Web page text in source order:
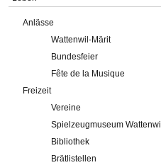
Anlässe
Wattenwil-Märit
Bundesfeier
Fête de la Musique
Freizeit
Vereine
Spielzeugmuseum Wattenwil
Bibliothek
Brätlistellen